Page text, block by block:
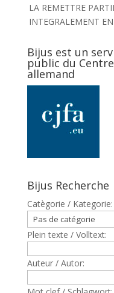
LA REMETTRE
INTEGRALEMENT EN
Bijus est un
public du
allemand
Bijus Recherche
Catègorie / Kategorie:
Plein texte / Volltext:
Auteur / Autor: